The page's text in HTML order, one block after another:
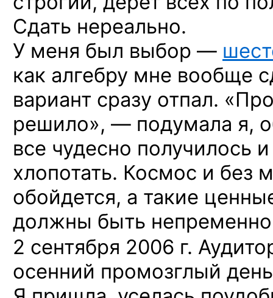
Сдать нереально.
У меня был выбор —
как алгебру мне вообще
вариант сразу отпал.
решило», — подумала я,
все чудесно получилось
хлопотать. Космос и без
обойдется, а такие
должны быть
2 сентября 2006 г.
осенний промозглый